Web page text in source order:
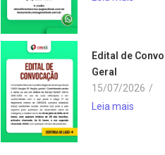
Edital de
Geral
15/07/2026 /
Leia mais